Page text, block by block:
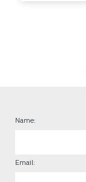
Name:
Email: